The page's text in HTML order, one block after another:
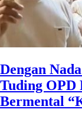
Dengan
Tuding OPD
Bermental